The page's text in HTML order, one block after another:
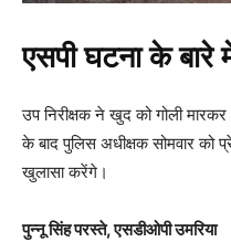
एसपी घटना के
उप निरीक्षक ने खुद को गोली मारकर
के बाद पुलिस अधीक्षक सोमवार को
खुलासा करेंगे।
पुन्नू सिंह परस्ते, एसडीओपी उमरिया